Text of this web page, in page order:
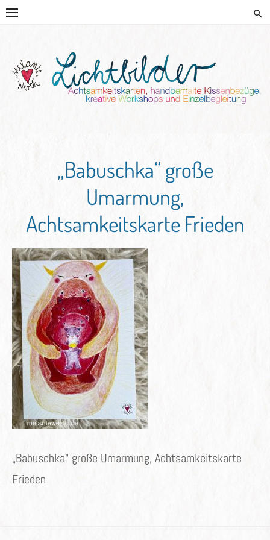
Skip
HANDGEMALTE KISSEN UND
KREATIVE BEGLEITUNG
„Babuschka“ große
Umarmung,
Achtsamkeitskarte Frieden
„Babuschka“ große Umarmung, Achtsamkeitskarte
Frieden